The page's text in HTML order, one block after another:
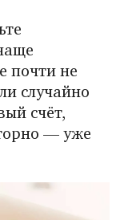
почти не
случайно
счёт,
— уже